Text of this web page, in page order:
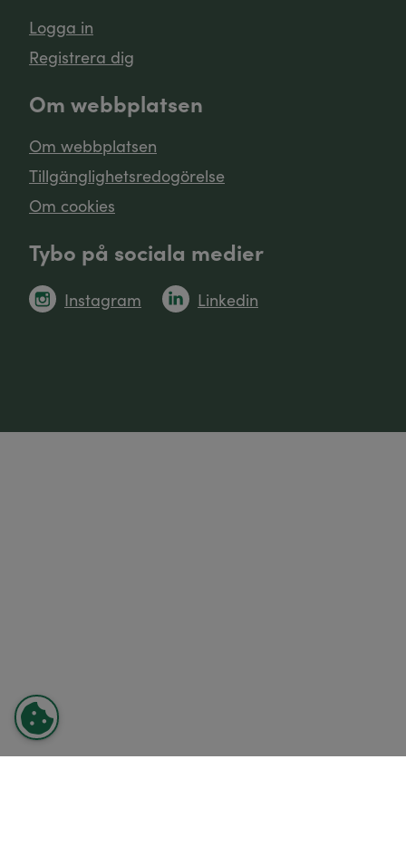
Logga in
Registrera dig
Om webbplatsen
Om webbplatsen
Tillgänglighetsredogörelse
Om cookies
Tybo på sociala medier
Instagram Linkedin